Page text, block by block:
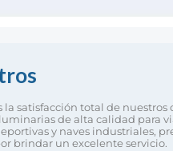
la satisfacción total de nuestros
de alta calidad para
y naves industriales,
brindar un excelente servicio.